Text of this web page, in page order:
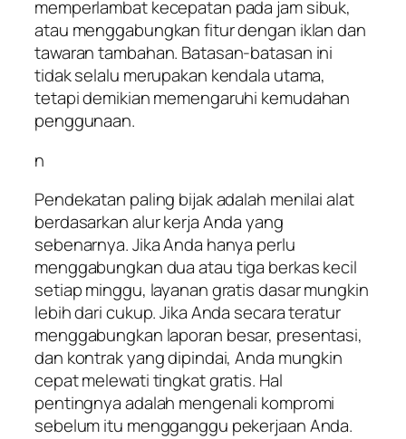
memperlambat kecepatan pada jam sibuk,
atau menggabungkan fitur dengan iklan dan
tawaran tambahan. Batasan-batasan ini
tidak selalu merupakan kendala utama,
tetapi demikian memengaruhi kemudahan
penggunaan.
n
Pendekatan paling bijak adalah menilai alat
berdasarkan alur kerja Anda yang
sebenarnya. Jika Anda hanya perlu
menggabungkan dua atau tiga berkas kecil
setiap minggu, layanan gratis dasar mungkin
lebih dari cukup. Jika Anda secara teratur
menggabungkan laporan besar, presentasi,
dan kontrak yang dipindai, Anda mungkin
cepat melewati tingkat gratis. Hal
pentingnya adalah mengenali kompromi
sebelum itu mengganggu pekerjaan Anda.